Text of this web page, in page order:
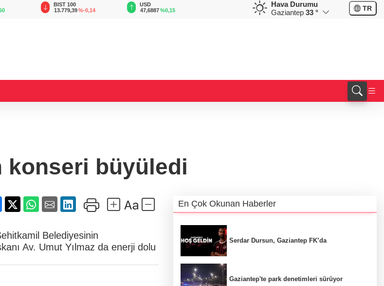
USD
47,6887%0,15
EUR
55,1799 %0,32 %0,40
CHF
59,0499
Hava Durumu
Gaziantep 33 ° TR
konseri büyüledi
Belediyesinin
Av. Umut Yılmaz da enerji dolu
En Çok Okunan Haberler
Serdar Dursun, Gaziantep FK’da
Gaziantep'te park denetimleri sürüyor